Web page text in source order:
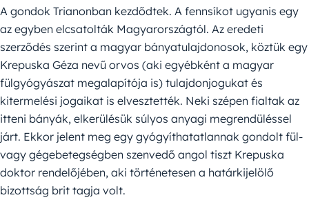
A gondok Trianonban kezdődtek. A fennsíkot ugyanis egy
az egyben elcsatolták Magyarországtól. Az eredeti
szerződés szerint a magyar bányatulajdonosok, köztük egy
Krepuska Géza nevű orvos (aki egyébként a magyar
fülgyógyászat megalapítója is) tulajdonjogukat és
kitermelési jogaikat is elvesztették. Neki szépen fialtak az
itteni bányák, elkerülésük súlyos anyagi megrendüléssel
járt. Ekkor jelent meg egy gyógyíthatatlannak gondolt fül-
vagy gégebetegségben szenvedő angol tiszt Krepuska
doktor rendelőjében, aki történetesen a határkijelölő
bizottság brit tagja volt.